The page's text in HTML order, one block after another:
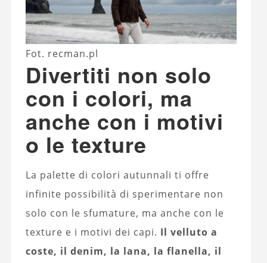
Fot. recman.pl
Divertiti non solo
con i colori, ma
anche con i motivi
o le texture
La palette di colori autunnali ti offre
infinite possibilità di sperimentare non
solo con le sfumature, ma anche con le
texture e i motivi dei capi. Il velluto a
coste, il denim, la lana, la flanella, il